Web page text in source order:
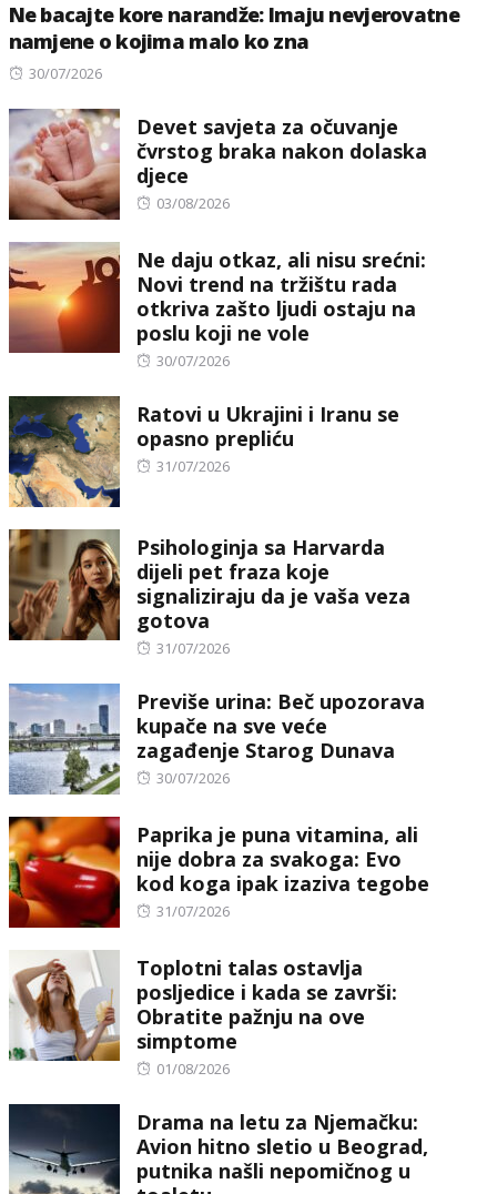
Ne bacajte kore narandže: Imaju nevjerovatne
namjene o kojima malo ko zna
Posted
30/07/2026
Devet savjeta za očuvanje
čvrstog braka nakon dolaska
djece
Posted
03/08/2026
Ne daju otkaz, ali nisu srećni:
Novi trend na tržištu rada
otkriva zašto ljudi ostaju na
poslu koji ne vole
Posted
30/07/2026
Ratovi u Ukrajini i Iranu se
opasno prepliću
Posted
31/07/2026
Psihologinja sa Harvarda
dijeli pet fraza koje
signaliziraju da je vaša veza
gotova
Posted
31/07/2026
Previše urina: Beč upozorava
kupače na sve veće
zagađenje Starog Dunava
Posted
30/07/2026
Paprika je puna vitamina, ali
nije dobra za svakoga: Evo
kod koga ipak izaziva tegobe
Posted
31/07/2026
Toplotni talas ostavlja
posljedice i kada se završi:
Obratite pažnju na ove
simptome
Posted
01/08/2026
Drama na letu za Njemačku:
Avion hitno sletio u Beograd,
putnika našli nepomičnog u